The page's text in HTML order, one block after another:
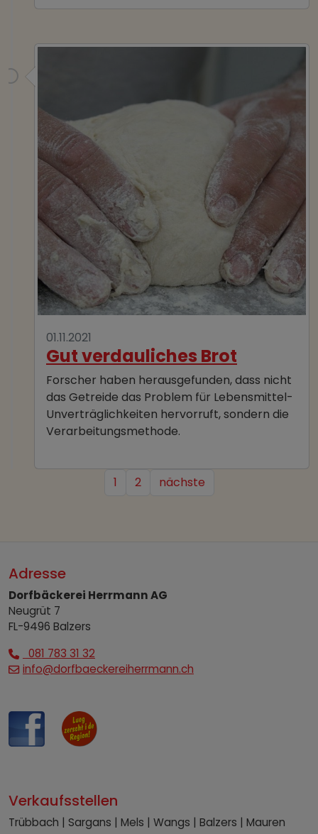
01.11.2021
Gut verdauliches Brot
Forscher haben herausgefunden, dass nicht
das Getreide das Problem für Lebensmittel-
Unverträglichkeiten hervorruft, sondern die
Verarbeitungsmethode.
1 2 nächste
Adresse
Dorfbäckerei Herrmann AG
Neugrüt 7
FL-9496 Balzers
081 783 31 32
info@dorfbaeckereiherrmann.ch
Verkaufsstellen
Trübbach | Sargans | Mels | Wangs | Balzers | Mauren